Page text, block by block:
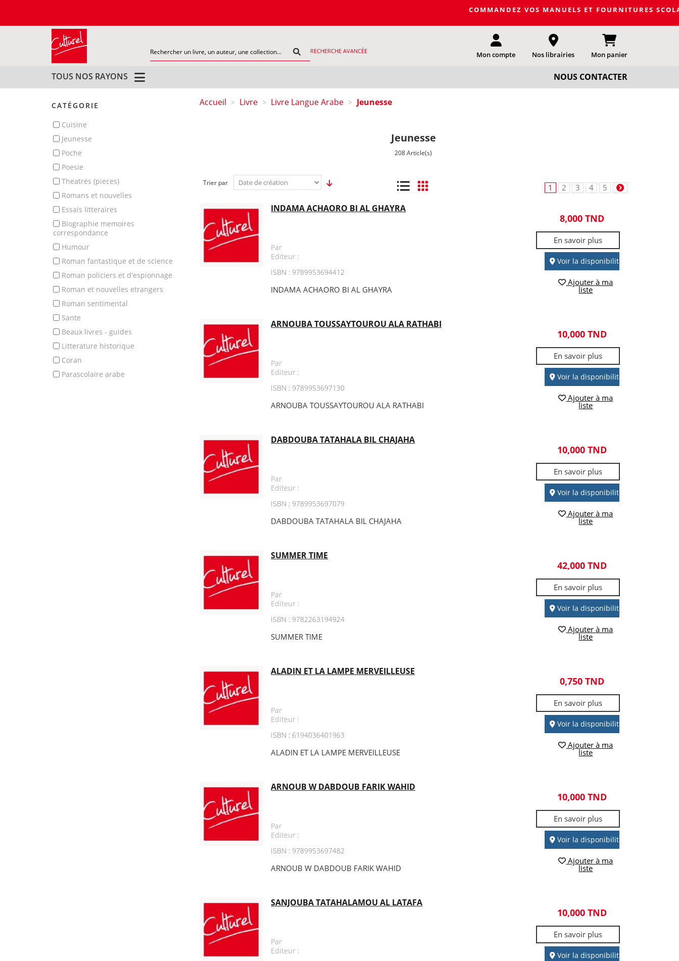
COMMANDEZ VOS MANUELS ET FOURNITURES
RECHERCHE AVANCÉE Mon compte Nos librairies Mon panier
TOUS NOS RAYONS NOUS CONTACTER
CATÉGORIE
cuisine
jeunesse
poche
poesie
theatres (pieces)
romans et nouvelles
essais litteraires
biographie memoires
correspondance
humour
roman fantastique et de science
roman policiers et d'espionnage
roman et nouvelles etrangers
roman sentimental
sante
beaux livres - guides
litterature historique
coran
parascolaire arabe
Accueil > Livre > Livre Langue Arabe > Jeunesse
Jeunesse
208 Article(s)
Trier par Liste Grille 1 2 3 4 5
INDAMA ACHAORO BI AL GHAYRA
Par
Editeur :
ISBN : 9789953694412
INDAMA ACHAORO BI AL GHAYRA
8,000 TND
En savoir plus
Voir la disponibilité
Ajouter à ma
liste
ARNOUBA TOUSSAYTOUROU ALA RATHABI
Par
Editeur :
ISBN : 9789953697130
ARNOUBA TOUSSAYTOUROU ALA RATHABI
10,000 TND
En savoir plus
Voir la disponibilité
Ajouter à ma
liste
DABDOUBA TATAHALA BIL CHAJAHA
Par
Editeur :
ISBN : 9789953697079
DABDOUBA TATAHALA BIL CHAJAHA
10,000 TND
En savoir plus
Voir la disponibilité
Ajouter à ma
liste
SUMMER TIME
Par
Editeur :
ISBN : 9782263194924
SUMMER TIME
42,000 TND
En savoir plus
Voir la disponibilité
Ajouter à ma
liste
ALADIN ET LA LAMPE MERVEILLEUSE
Par
Editeur :
ISBN : 6194036401963
ALADIN ET LA LAMPE MERVEILLEUSE
0,750 TND
En savoir plus
Voir la disponibilité
Ajouter à ma
liste
ARNOUB W DABDOUB FARIK WAHID
Par
Editeur :
ISBN : 9789953697482
ARNOUB W DABDOUB FARIK WAHID
10,000 TND
En savoir plus
Voir la disponibilité
Ajouter à ma
liste
SANJOUBA TATAHALAMOU AL LATAFA
Par
Editeur :
10,000 TND
En savoir plus
Voir la disponibilité